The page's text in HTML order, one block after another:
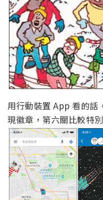
用行動裝置 App 看的話
現徽章，第六關比較特